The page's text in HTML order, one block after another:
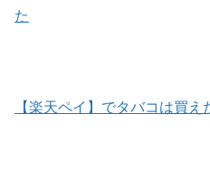
た
【楽天ペイ】でタバコは買